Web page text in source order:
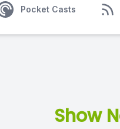
Pocket Casts
Show